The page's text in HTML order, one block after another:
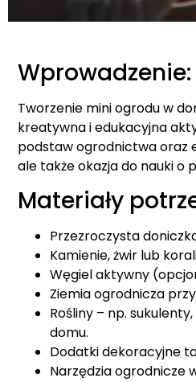
Wprowadzenie:
Tworzenie mini ogrodu w
kreatywna i edukacyjna
podstaw ogrodnictwa oraz
ale także okazja do nauki o
Materiały
Przezroczysta
Kamienie, żwir lub
Węgiel aktywny
Ziemia ogrodnicza
Rośliny – np.
domu.
Dodatki dekoracyjne
Narzędzia ogrodnicze